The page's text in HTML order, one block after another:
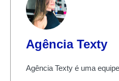
Agência Texty
Agência Texty é uma